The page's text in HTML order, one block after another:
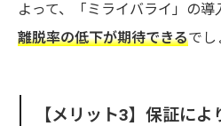
よって、「ミライバライ」の導
離脱率の低下が期待できるでし
【メリット3】保証によ